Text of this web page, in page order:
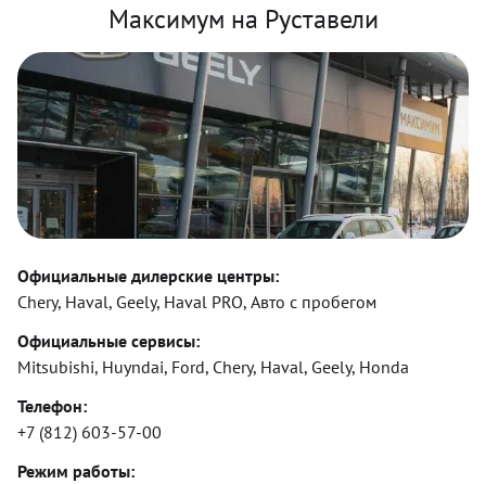
Максимум на Руставели
Официальные дилерские центры:
Chery, Haval, Geely, Haval PRO, Авто с пробегом
Официальные сервисы:
Mitsubishi, Huyndai, Ford, Chery, Haval, Geely, Honda
Телефон:
+7 (812) 603-57-00
Режим работы: